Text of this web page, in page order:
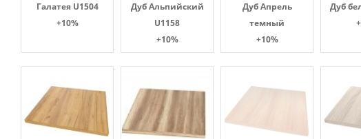
Галатея U1504
+10%
Дуб Альпийский
U1158
+10%
Дуб Апрель
темный
+10%
Дуб